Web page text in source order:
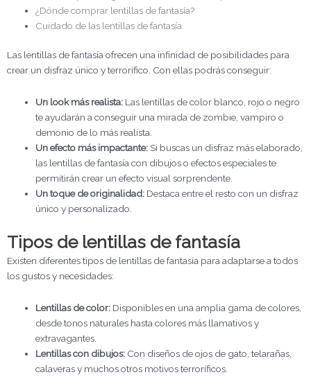
¿Dónde comprar lentillas de fantasía?
Cuidado de las lentillas de fantasía.
Las lentillas de fantasía ofrecen una infinidad de posibilidades para
crear un disfraz único y terrorífico. Con ellas podrás conseguir:
Un look más realista: Las lentillas de color blanco, rojo o negro
te ayudarán a conseguir una mirada de zombie, vampiro o
demonio de lo más realista.
Un efecto más impactante: Si buscas un disfraz más elaborado,
las lentillas de fantasía con dibujos o efectos especiales te
permitirán crear un efecto visual sorprendente.
Un toque de originalidad: Destaca entre el resto con un disfraz
único y personalizado.
Tipos de lentillas de fantasía
Existen diferentes tipos de lentillas de fantasía para adaptarse a todos
los gustos y necesidades:
Lentillas de color: Disponibles en una amplia gama de colores,
desde tonos naturales hasta colores más llamativos y
extravagantes.
Lentillas con dibujos: Con diseños de ojos de gato, telarañas,
calaveras y muchos otros motivos terroríficos.